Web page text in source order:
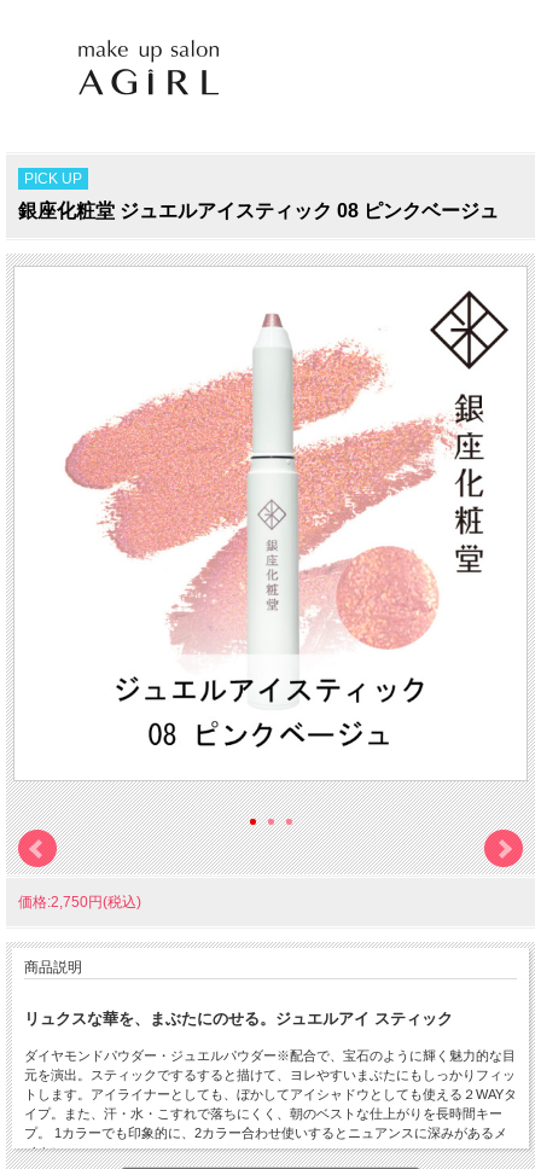
PICK UP
銀座化粧堂 ジュエルアイスティック 08 ピンクベージュ
価格:2,750円(税込)
商品説明
リュクスな華を、まぶたにのせる。 ジュエルアイ スティック
ダイヤモンドパウダー・ジュエルパウダー※配合で、宝石のように輝く魅力的な目
元を演出。スティックでするすると描けて、ヨレやすいまぶたにもしっかりフィッ
トします。アイライナーとしても、ぼかしてアイシャドウとしても使える２WAYタ
イプ。また、汗・水・こすれで落ちにくく、朝のベストな仕上がりを長時間キー
プ。 1カラーでも印象的に、2カラー合わせ使いするとニュアンスに深みがあるメ
イクに。